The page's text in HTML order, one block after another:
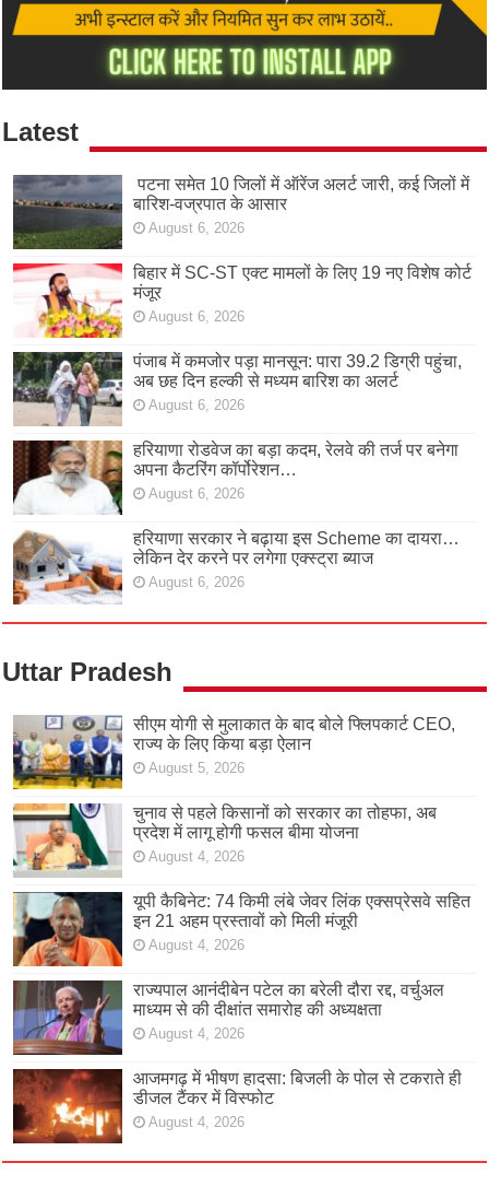
Latest
पटना समेत 10 जिलों में ऑरेंज अलर्ट जारी, कई जिलों में
बारिश-वज्रपात के आसार
August 6, 2026
बिहार में SC-ST एक्ट मामलों के लिए 19 नए विशेष कोर्ट
मंजूर
August 6, 2026
पंजाब में कमजोर पड़ा मानसून: पारा 39.2 डिग्री पहुंचा,
अब छह दिन हल्की से मध्यम बारिश का अलर्ट
August 6, 2026
हरियाणा रोडवेज का बड़ा कदम, रेलवे की तर्ज पर बनेगा
अपना कैटरिंग कॉर्पोरेशन…
August 6, 2026
हरियाणा सरकार ने बढ़ाया इस Scheme का दायरा…
लेकिन देर करने पर लगेगा एक्स्ट्रा ब्याज
August 6, 2026
Uttar Pradesh
सीएम योगी से मुलाकात के बाद बोले फ्लिपकार्ट CEO,
राज्य के लिए किया बड़ा ऐलान
August 5, 2026
चुनाव से पहले किसानों को सरकार का तोहफा, अब
प्रदेश में लागू होगी फसल बीमा योजना
August 4, 2026
यूपी कैबिनेट: 74 किमी लंबे जेवर लिंक एक्सप्रेसवे सहित
इन 21 अहम प्रस्तावों को मिली मंजूरी
August 4, 2026
राज्यपाल आनंदीबेन पटेल का बरेली दौरा रद्द, वर्चुअल
माध्यम से की दीक्षांत समारोह की अध्यक्षता
August 4, 2026
आजमगढ़ में भीषण हादसा: बिजली के पोल से टकराते ही
डीजल टैंकर में विस्फोट
August 4, 2026